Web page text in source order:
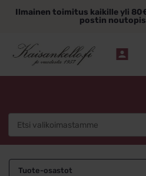
sisältöönIlmainen toimitus kaikille yli
postin
Tuote-osastot